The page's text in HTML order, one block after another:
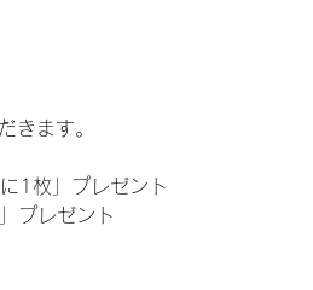
きます。
1枚」プレゼント
プレゼント